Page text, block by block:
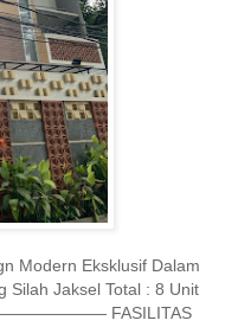
Modern Eksklusif Dalam
Silah Jaksel Total : 8 Unit
FASILITAS